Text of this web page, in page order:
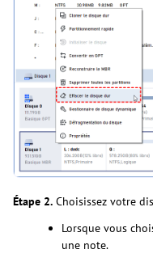
Étape 2. Choisissez votre
Lorsque vous
une note.